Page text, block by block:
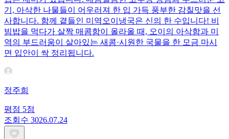
기, 아삭한 나물들이 어우러져 한 입 가득 풍부한 감칠맛을 선
사합니다. 함께 곁들인 미역오이냉국은 신의 한 수입니다! 비
빔밥을 먹다가 살짝 매콤함이 올라올 때, 오이의 아삭함과 미
역의 부드러움이 살아있는 새콤·시원한 국물을 한 모금 마시
면 입안이 싹 정리됩니다.
정주희
평점 5점
조회수 3026.07.24